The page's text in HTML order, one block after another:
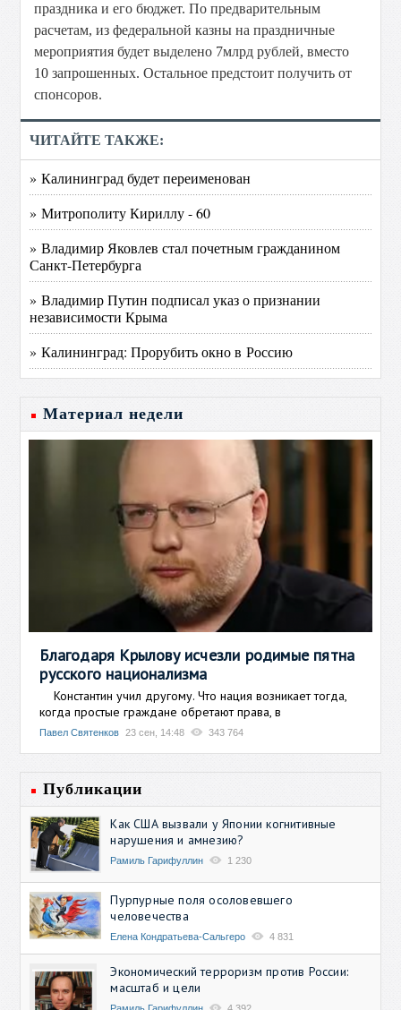
праздника и его бюджет. По предварительным
расчетам, из федеральной казны на праздничные
мероприятия будет выделено 7млрд рублей, вместо
10 запрошенных. Остальное предстоит получить от
спонсоров.
ЧИТАЙТЕ ТАКЖЕ:
» Калининград будет переименован
» Митрополиту Кириллу - 60
» Владимир Яковлев стал почетным гражданином
Санкт-Петербурга
» Владимир Путин подписал указ о признании
независимости Крыма
» Калининград: Прорубить окно в Россию
Материал недели
Благодаря Крылову исчезли родимые пятна
русского национализма
Константин учил другому. Что нация возникает тогда,
когда простые граждане обретают права, в
Павел Святенков 23 сен, 14:48 343 764
Публикации
Как США вызвали у Японии когнитивные
нарушения и амнезию?
Рамиль Гарифуллин 1 230
Пурпурные поля осоловевшего
человечества
Елена Кондратьева-Сальгеро 4 831
Экономический терроризм против России:
масштаб и цели
Рамиль Гарифуллин 4 392